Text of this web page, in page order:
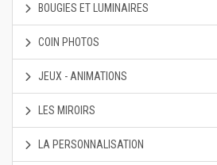
BOUGIES ET LUMINAIRES
COIN PHOTOS
JEUX - ANIMATIONS
LES MIROIRS
LA PERSONNALISATION